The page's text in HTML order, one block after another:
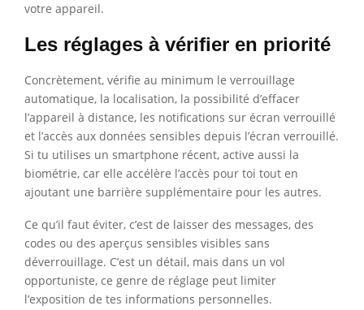
votre appareil.
Les réglages à vérifier en priorité
Concrètement, vérifie au minimum le verrouillage
automatique, la localisation, la possibilité d’effacer
l’appareil à distance, les notifications sur écran verrouillé
et l’accès aux données sensibles depuis l’écran verrouillé.
Si tu utilises un smartphone récent, active aussi la
biométrie, car elle accélère l’accès pour toi tout en
ajoutant une barrière supplémentaire pour les autres.
Ce qu’il faut éviter, c’est de laisser des messages, des
codes ou des aperçus sensibles visibles sans
déverrouillage. C’est un détail, mais dans un vol
opportuniste, ce genre de réglage peut limiter
l’exposition de tes informations personnelles.